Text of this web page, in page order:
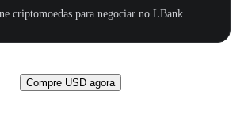
criptomoedas para negociar no LBank.
Compre USD agora